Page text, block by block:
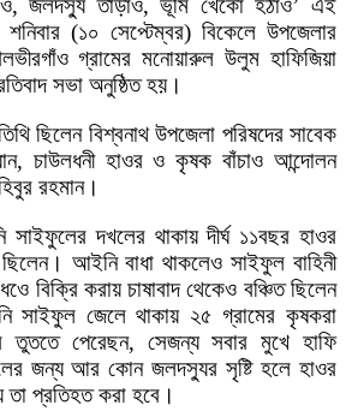
জলদস্যু তাড়াও, ভূমি খেকো হঠাও’ এই
(১০ সেপ্টেম্বর) বিকেলে উপজেলার
গ্রামের মনোয়ারুল উলুম হাফিজিয়া
সভা অনুষ্ঠিত হয়।
ছিলেন বিশ্বনাথ উপজেলা পরিষদের সাবেক
চাউলধনী হাওর ও কৃষক বাঁচাও আন্দোলন
রহমান।
সাইফুলের দখলের থাকায় দীর্ঘ ১১বছর হাওর
আইনি বাধা থাকলেও সাইফুল বাহিনী
বিক্রি করায় চাষাবাদ থেকেও বঞ্চিত ছিলেন
সাইফুল জেলে থাকায় ২৫ গ্রামের কৃষকরা
তুততে পেরেছন, সেজন্য সবার মুখে হাফি
জন্য আর কোন জলদস্যুর সৃষ্টি হলে হাওর
তা প্রতিহত করা হবে।